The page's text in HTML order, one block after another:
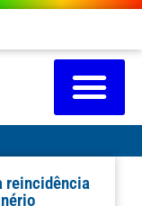
reincidência